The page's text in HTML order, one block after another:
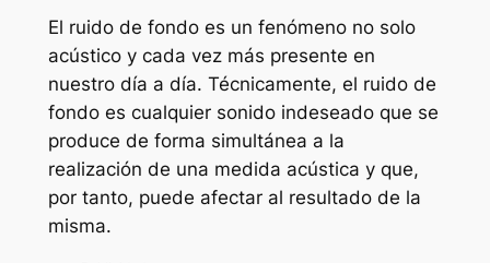
El ruido de fondo es un fenómeno no solo
acústico y cada vez más presente en
nuestro día a día. Técnicamente, el ruido de
fondo es cualquier sonido indeseado que se
produce de forma simultánea a la
realización de una medida acústica y que,
por tanto, puede afectar al resultado de la
misma.